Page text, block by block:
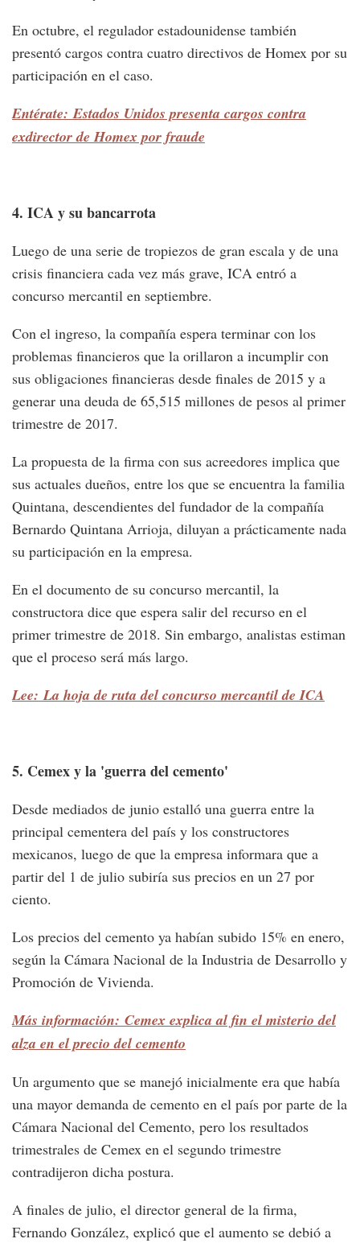
En octubre, el regulador estadounidense también
presentó cargos contra cuatro directivos de Homex por su
participación en el caso.
Entérate: Estados Unidos presenta cargos contra
exdirector de Homex por fraude
4. ICA y su bancarrota
Luego de una serie de tropiezos de gran escala y de una
crisis financiera cada vez más grave, ICA entró a
concurso mercantil en septiembre.
Con el ingreso, la compañía espera terminar con los
problemas financieros que la orillaron a incumplir con
sus obligaciones financieras desde finales de 2015 y a
generar una deuda de 65,515 millones de pesos al primer
trimestre de 2017.
La propuesta de la firma con sus acreedores implica que
sus actuales dueños, entre los que se encuentra la familia
Quintana, descendientes del fundador de la compañía
Bernardo Quintana Arrioja, diluyan a prácticamente nada
su participación en la empresa.
En el documento de su concurso mercantil, la
constructora dice que espera salir del recurso en el
primer trimestre de 2018. Sin embargo, analistas estiman
que el proceso será más largo.
Lee: La hoja de ruta del concurso mercantil de ICA
5. Cemex y la 'guerra del cemento'
Desde mediados de junio estalló una guerra entre la
principal cementera del país y los constructores
mexicanos, luego de que la empresa informara que a
partir del 1 de julio subiría sus precios en un 27 por
ciento.
Los precios del cemento ya habían subido 15% en enero,
según la Cámara Nacional de la Industria de Desarrollo y
Promoción de Vivienda.
Más información: Cemex explica al fin el misterio del
alza en el precio del cemento
Un argumento que se manejó inicialmente era que había
una mayor demanda de cemento en el país por parte de la
Cámara Nacional del Cemento, pero los resultados
trimestrales de Cemex en el segundo trimestre
contradijeron dicha postura.
A finales de julio, el director general de la firma,
Fernando González, explicó que el aumento se debió a